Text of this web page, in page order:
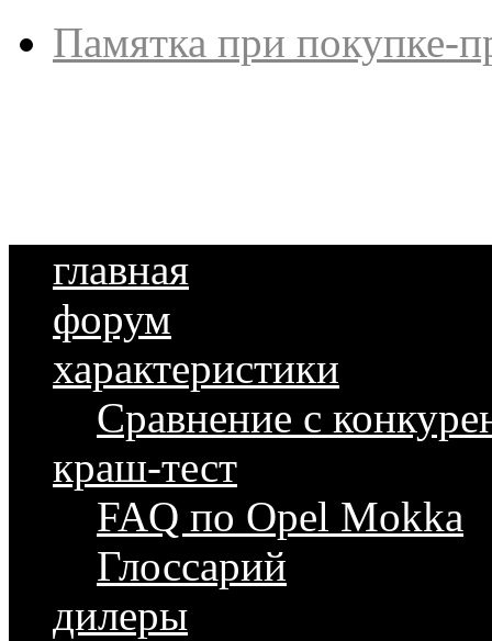
Памятка при покупке-
главная
форум
характеристики
Сравнение с
краш-тест
FAQ по Opel Mokka
Глоссарий
дилеры